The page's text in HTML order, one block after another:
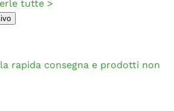
tutte >
rapida consegna e prodotti non